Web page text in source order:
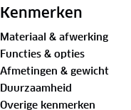
Kenmerken
Materiaal & afwerking
Functies & opties
Afmetingen & gewicht
Duurzaamheid
Overige kenmerken